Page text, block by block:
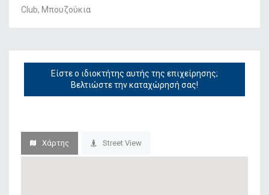
Club, Μπουζούκια
Είστε ο ιδιοκτήτης αυτής της επιχείρησης;
Βελτιώστε την καταχώρησή σας!
Χάρτης Street View